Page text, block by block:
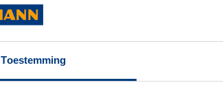
Toestemming